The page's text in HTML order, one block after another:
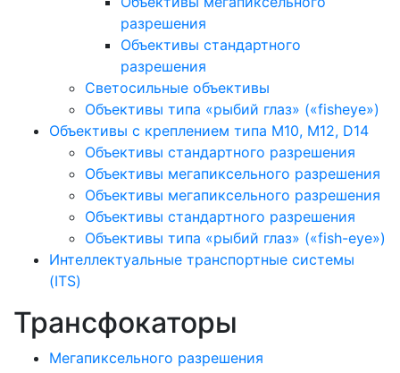
разрешения
Объективы стандартного
разрешения
Светосильные объективы
Объективы типа «рыбий глаз» («fisheye»)
Объективы с креплением типа M10, M12, D14
Объективы стандартного разрешения
Объективы мегапиксельного разрешения
Объективы мегапиксельного разрешения
Объективы стандартного разрешения
Объективы типа «рыбий глаз» («fish-eye»)
Интеллектуальные транспортные системы
(ITS)
Трансфокаторы
Мегапиксельного разрешения